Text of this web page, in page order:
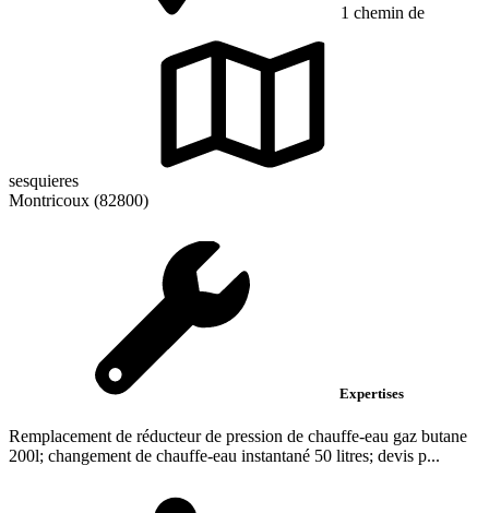
1 chemin de
sesquieres
Montricoux (82800)
Expertises
Remplacement de réducteur de pression de chauffe-eau gaz butane
200l; changement de chauffe-eau instantané 50 litres; devis p...